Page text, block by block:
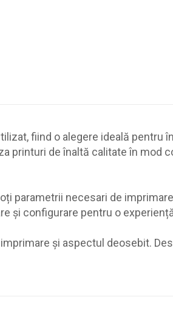
fiind o alegere ideală
printuri de înaltă calitate în
parametrii necesari de
și configurare pentru o
și aspectul deosebit.